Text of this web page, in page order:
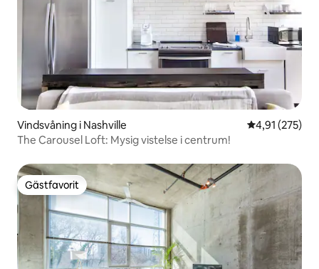
Vindsvåning i Nashville 4,91 av 5 i
4,91 (275)
The Carousel Loft: Mysig vistelse i centrum!
Gästfavorit
Gästfavorit